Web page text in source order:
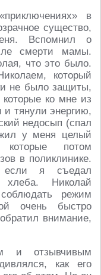
в
существо,
Вспомнил о
смерти мамы.
что это было.
который
не было защиты,
ко мне из
и тянули энергию,
недосып (спал
у меня целый
которые потом
в поликлинике.
если я съедал
хлеба. Николай
режим
очень быстро
внимание,
и отзывчивым
как его